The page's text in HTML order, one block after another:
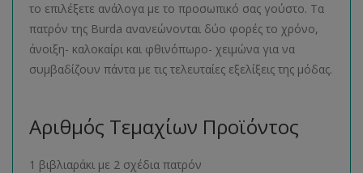
το επιλέξετε ανάλογα με το προσωπικό σας γούστο. Τα
πατρόν της Burda ανανεώνονται δύο φορές το χρόνο,
άνοιξη- καλοκαίρι και φθινόπωρο- χειμώνα για να
συμβαδίζουν πάντα με τις τελευταίες εξελίξεις της μόδας.
Αριθμός Τεμαχίων Προϊόντος
1 βιβλιαράκι με 2 σχέδια πατρόν